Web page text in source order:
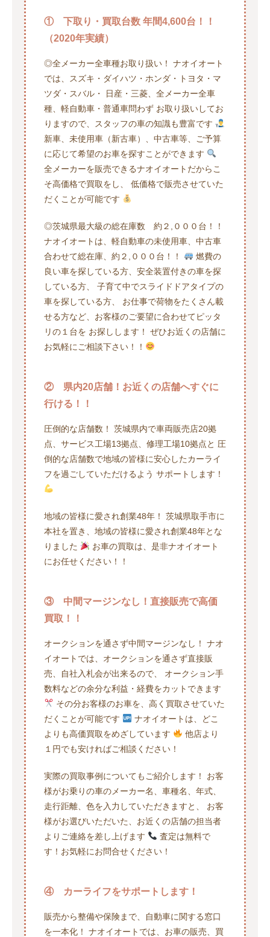
① 下取り・買取台数 年間4,600台！！
（2020年実績）
◎全メーカー全車種お取り扱い！ ナオイオート
では、スズキ・ダイハツ・ホンダ・トヨタ・マ
ツダ・スバル・ 日産・三菱、全メーカー全車
種、軽自動車・普通車問わず お取り扱いしてお
りますので、スタッフの車の知識も豊富です
新車、未使用車（新古車）、中古車等、ご予算
に応じて希望のお車を探すことができます
全メーカーを販売できるナオイオートだからこ
そ高価格で買取をし、 低価格で販売させていた
だくことが可能です
◎茨城県最大級の総在庫数 約２,０００台！！
ナオイオートは、軽自動車の未使用車、中古車
合わせて総在庫、約２,０００台！！
燃費の
良い車を探している方、安全装置付きの車を探
している方、 子育て中でスライドドアタイプの
車を探している方、 お仕事で荷物をたくさん載
せる方など、お客様のご要望に合わせてピッタ
リの１台を お探しします！ ぜひお近くの店舗に
お気軽にご相談下さい！！
② 県内20店舗！お近くの店舗へすぐに
行ける！！
圧倒的な店舗数！ 茨城県内で車両販売店20拠
点、サービス工場13拠点、修理工場10拠点と 圧
倒的な店舗数で地域の皆様に安心したカーライ
フを過ごしていただけるよう サポートします！
地域の皆様に愛され創業48年！ 茨城県取手市に
本社を置き、地域の皆様に愛され創業48年とな
りました
お車の買取は、是非ナオイオート
にお任せください！！
③ 中間マージンなし！直接販売で高価
買取！！
オークションを通さず中間マージンなし！ ナオ
イオートでは、オークションを通さず直接販
売、自社入札会が出来るので、 オークション手
数料などの余分な利益・経費をカットできます
その分お客様のお車を、高く買取させていた
だくことが可能です
ナオイオートは、どこ
よりも高価買取をめざしています
他店より
１円でも安ければご相談ください！
実際の買取事例についてもご紹介します！ お客
様がお乗りの車のメーカー名、車種名、年式、
走行距離、色を入力していただきますと、 お客
様がお選びいただいた、お近くの店舗の担当者
よりご連絡を差し上げます
査定は無料で
す！お気軽にお問合せください！
④ カーライフをサポートします！
販売から整備や保険まで、自動車に関する窓口
を一本化！ ナオイオートでは、お車の販売、買